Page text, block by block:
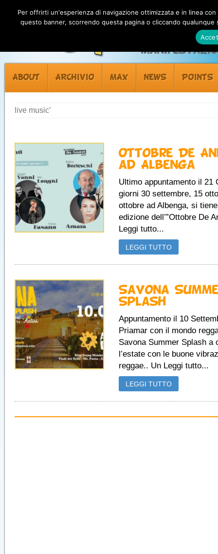
ABOUT ARCHIVIO MAX NEWS POINTS
live music’
Ottobre De
ad Albenga
Ultimo appuntamento il 21
giorni 30 settembre, 15
ottobre ad Albenga, si
edizione dell’”Ottobre De
Leggi tutto...
LEGGI TUTTO
Savona
Splash
Appuntamento il 10
Priamar con il mondo
Savona Summer Splash a
l’estate con le buone
reggae.. Un Leggi tutto...
LEGGI TUTTO
Per offrirti un'esperienza di navigazione ottimizzata e in linea
questo banner, scorrendo questa pagina o cliccando